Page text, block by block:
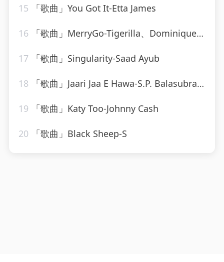
15 「歌曲」You Got It-Etta James
16 「歌曲」MerryGo-Tigerilla、Dominique Young Unique
17 「歌曲」Singularity-Saad Ayub
18 「歌曲」Jaari Jaa E Hawa-S.P. Balasubramaniam、Sonu Nigam、Dominic
19 「歌曲」Katy Too-Johnny Cash
20 「歌曲」Black Sheep-S